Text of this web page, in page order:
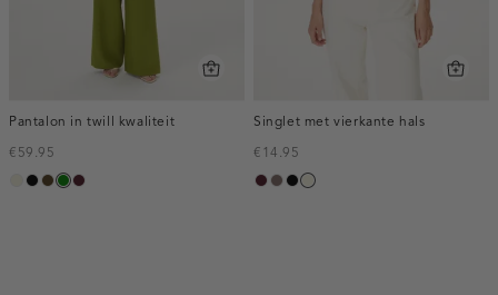
Pantalon in twill kwaliteit
€59.95
ecru
zwart
toffee
groenpruim,
Singlet met vierkante hals
€14.95
pruim,
taupe
zwart
wit,